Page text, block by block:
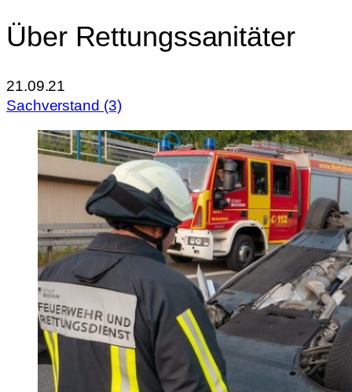
Über Rettungssanitäter
21.09.21
Sachverstand (3)